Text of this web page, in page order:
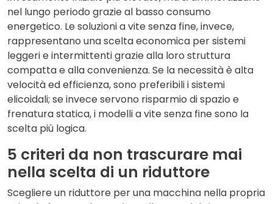
nel lungo periodo grazie al basso consumo
energetico. Le soluzioni a vite senza fine, invece,
rappresentano una scelta economica per sistemi
leggeri e intermittenti grazie alla loro struttura
compatta e allaconvenienza. Se la necessità è alta
velocità ed efficienza, sono preferibili i sistemi
elicoidali; se invece servono risparmio di spazio e
frenatura statica, i modelli a vite senza fine sono la
scelta più logica.
5 criteri da non trascurare mai
nella scelta di un riduttore
Scegliere un riduttore per una macchina nella propria